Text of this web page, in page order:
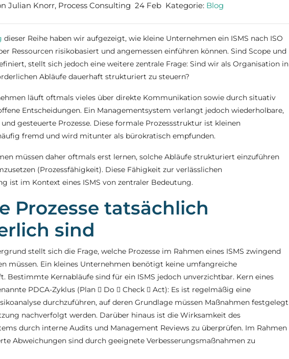
Julian Knorr, Process Consulting 24 Feb Kategorie: Blog
dieser Reihe haben wir aufgezeigt, wie kleine Unternehmen ein ISMS nach ISO
Ressourcen risikobasiert und angemessen einführen können. Sind Scope und
stellt sich jedoch eine weitere zentrale Frage: Sind wir als Organisation in
Abläufe dauerhaft strukturiert zu steuern?
läuft oftmals vieles über direkte Kommunikation sowie durch situativ
Entscheidungen. Ein Managementsystem verlangt jedoch wiederholbare,
gesteuerte Prozesse. Diese formale Prozessstruktur ist kleinen
fremd und wird mitunter als bürokratisch empfunden.
müssen daher oftmals erst lernen, solche Abläufe strukturiert einzuführen
(Prozessfähigkeit). Diese Fähigkeit zur verlässlichen
ist im Kontext eines ISMS von zentraler Bedeutung.
Prozesse tatsächlich
sind
stellt sich die Frage, welche Prozesse im Rahmen eines ISMS zwingend
müssen. Ein kleines Unternehmen benötigt keine umfangreiche
Bestimmte Kernabläufe sind für ein ISMS jedoch unverzichtbar. Kern eines
PDCA-Zyklus (Plan  Do  Check  Act): Es ist regelmäßig eine
durchzuführen, auf deren Grundlage müssen Maßnahmen festgelegt
nachverfolgt werden. Darüber hinaus ist die Wirksamkeit des
durch interne Audits und Management Reviews zu überprüfen. Im Rahmen
Abweichungen sind durch geeignete Verbesserungsmaßnahmen zu